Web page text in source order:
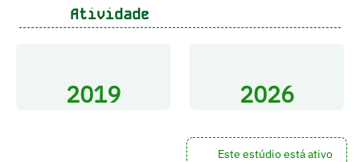
Atividade
2019 2026
Este estúdio está ativo